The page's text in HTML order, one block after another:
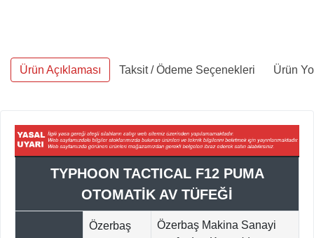
Ürün Açıklaması Taksit / Ödeme Seçenekleri Ürün
TYPHOON TACTICAL F12 PUMA
OTOMATİK AV TÜFEĞİ
Özerbaş
Özerbaş Makina Sanayi